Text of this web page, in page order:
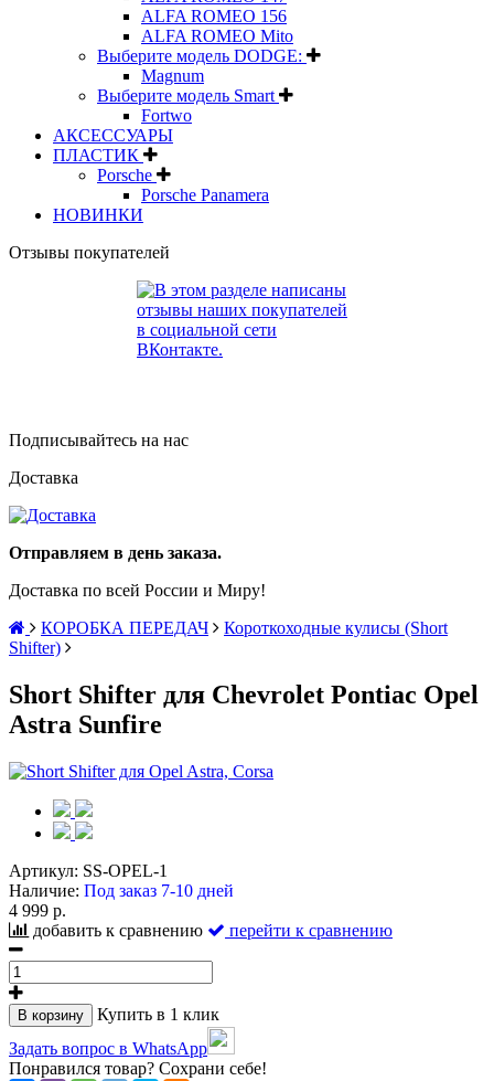
ALFA ROMEO 156
ALFA ROMEO Mito
Выберите модель DODGE:
Magnum
Выберите модель Smart
Fortwo
АКСЕССУАРЫ
ПЛАСТИК
Porsche
Porsche Panamera
НОВИНКИ
Отзывы покупателей
Подписывайтесь на нас
Доставка
Отправляем в день заказа.
Доставка по всей России и Миру!
КОРОБКА ПЕРЕДАЧ
Короткоходные кулисы (Short
Shifter)
Short Shifter для Chevrolet Pontiac Opel
Astra Sunfire
Артикул: SS-OPEL-1
Наличие: Под заказ 7-10 дней
4 999 р.
добавить к сравнению
перейти к сравнению
В корзину
Купить в 1 клик
Задать вопрос в WhatsApp
Понравился товар? Сохрани себе!